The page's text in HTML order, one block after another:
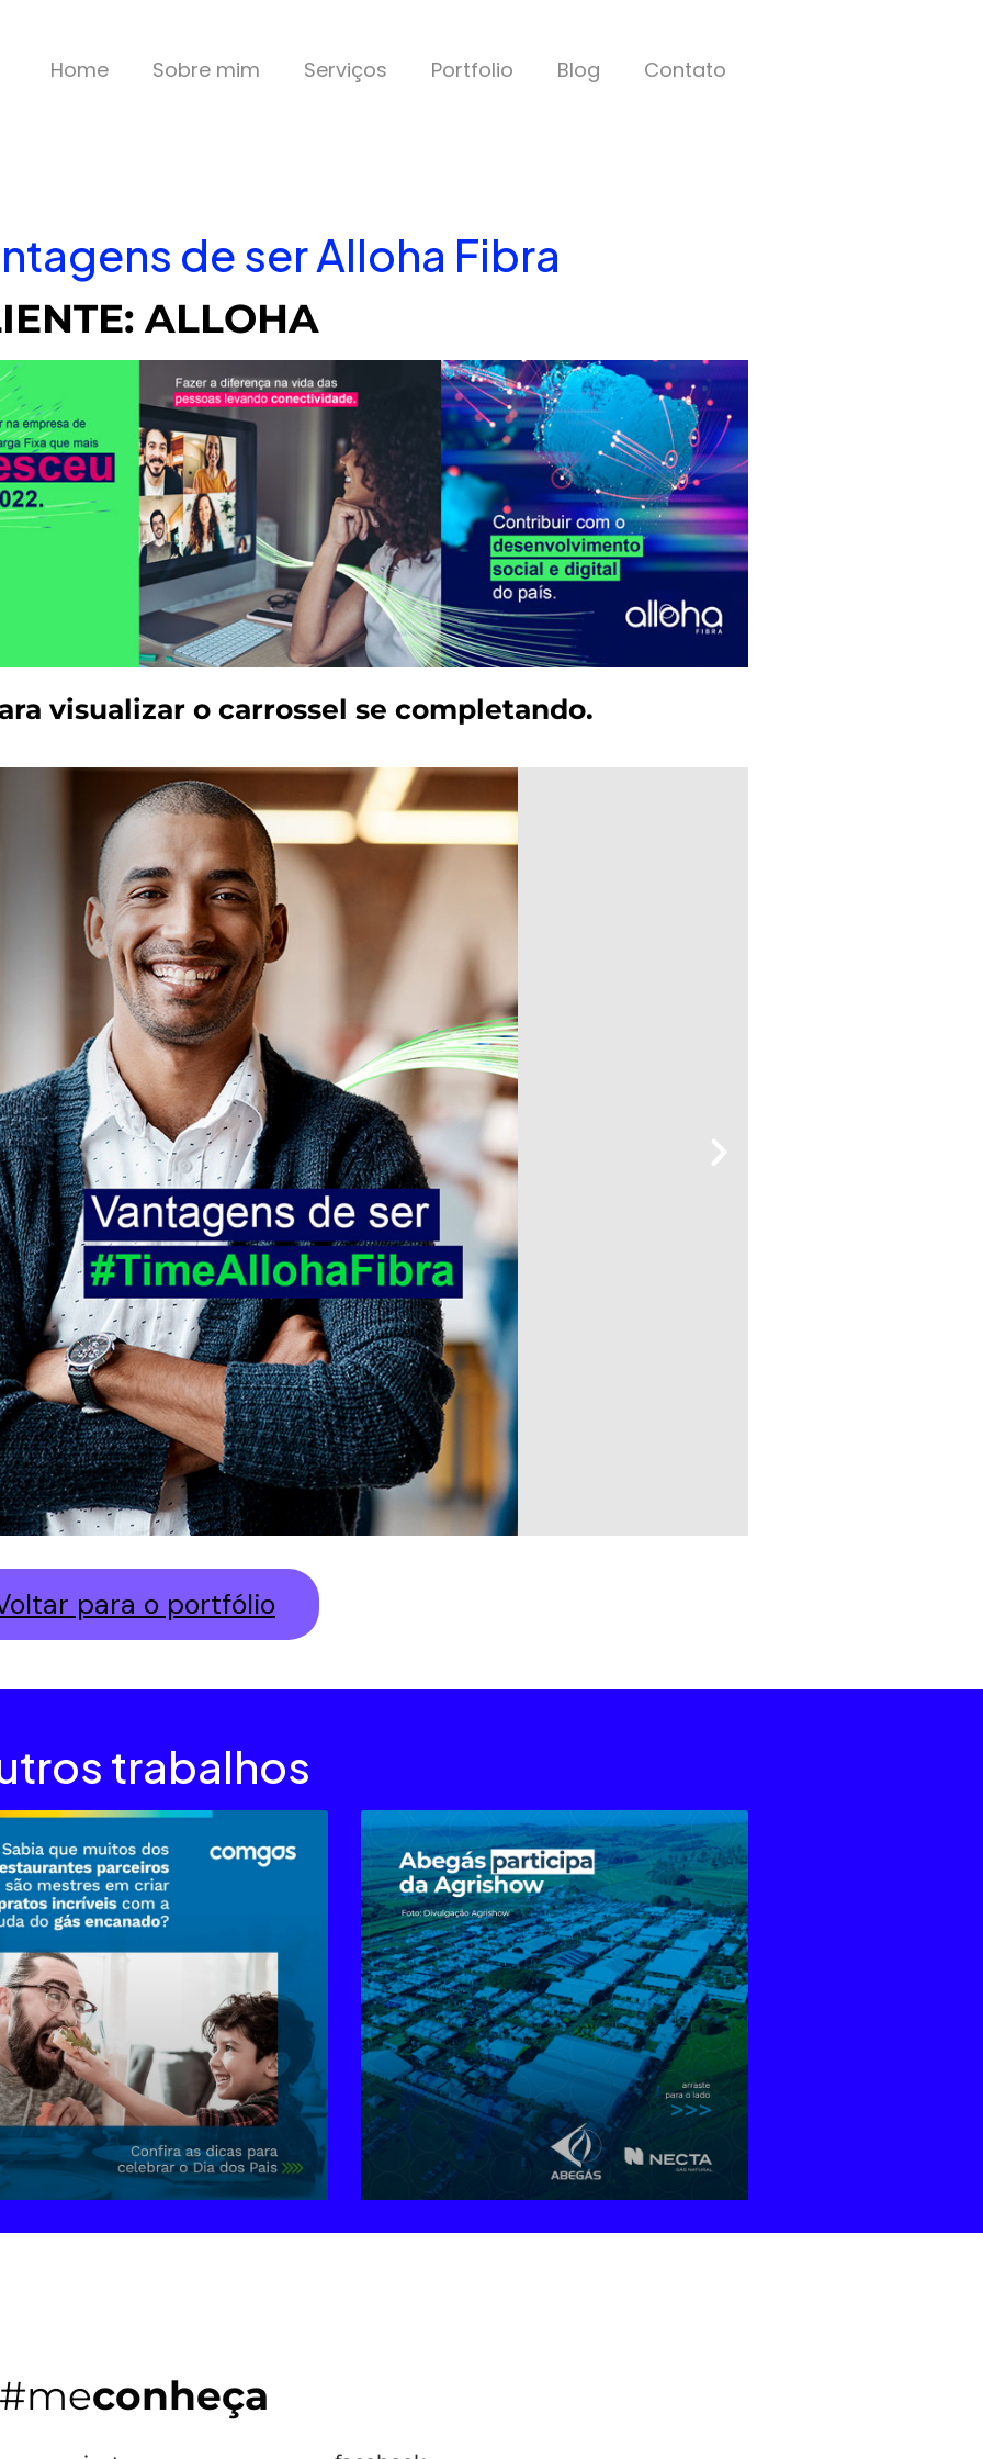
Home Sobre mim Serviços Portfolio Blog Contato
de ser Alloha Fibra
ALLOHA
visualizar o carrossel se completando.
para o portfólio
trabalhos
#meconheça